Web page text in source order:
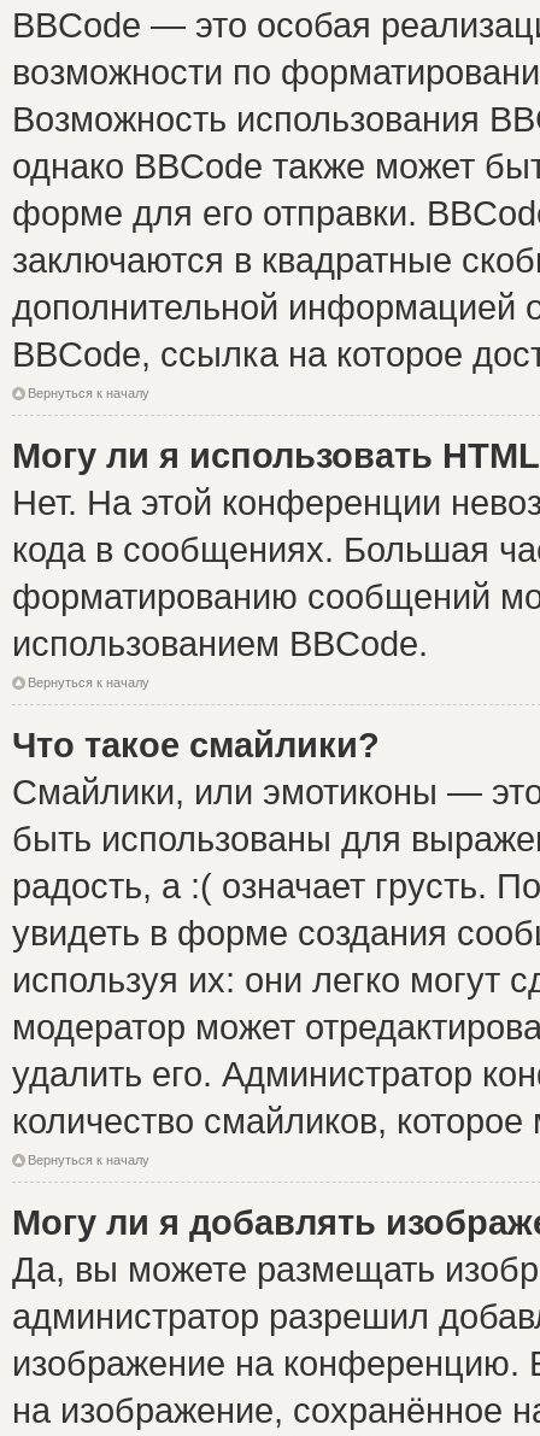
BBCode — это особая
возможности по
Возможность использования
однако BBCode также может
форме для его отправки.
заключаются в квадратные
дополнительной информацией
BBCode, ссылка на которое
Вернуться к началу
Могу ли я использовать
Нет. На этой конференции
кода в сообщениях. Большая
форматированию сообщений
использованием BBCode.
Вернуться к началу
Что такое смайлики?
Смайлики, или эмотиконы —
быть использованы для
радость, а :( означает грусть.
увидеть в форме создания
используя их: они легко могут
модератор может
удалить его. Администратор
количество смайликов,
Вернуться к началу
Могу ли я добавлять
Да, вы можете размещать
администратор разрешил
изображение на конференцию.
на изображение, сохранённое